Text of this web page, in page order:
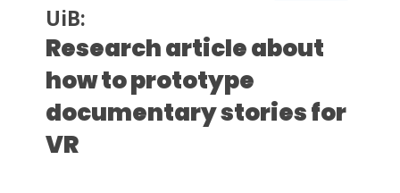
UiB:
Research article about
how to prototype
documentary stories for
VR